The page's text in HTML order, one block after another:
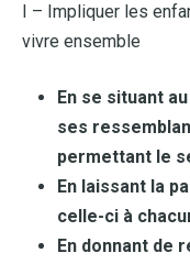
I – Impliquer les
vivre ensemble
En se situant
ses
permettant le
En laissant la
celle-ci à
En donnant de